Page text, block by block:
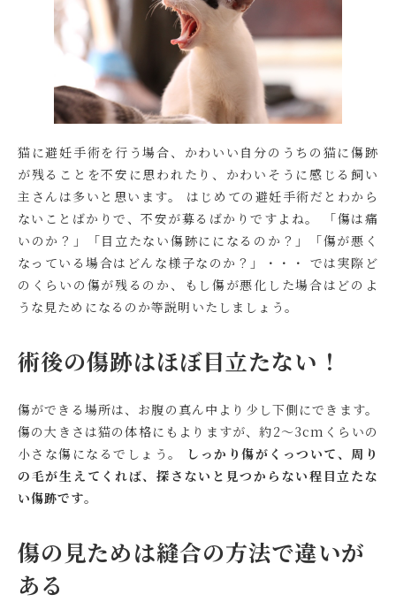
猫に避妊手術を行う場合、かわいい自分のうちの猫に傷跡
が残ることを不安に思われたり、かわいそうに感じる飼い
主さんは多いと思います。 はじめての避妊手術だとわから
ないことばかりで、不安が募るばかりですよね。 「傷は痛
いのか？」「目立たない傷跡にになるのか？」「傷が悪く
なっている場合はどんな様子なのか？」・・・ では実際ど
のくらいの傷が残るのか、もし傷が悪化した場合はどのよ
うな見ためになるのか等説明いたしましょう。
術後の傷跡はほぼ目立たない！
傷ができる場所は、お腹の真ん中より少し下側にできます。
傷の大きさは猫の体格にもよりますが、約2～3cmくらいの
小さな傷になるでしょう。
しっかり傷がくっついて、周り
の毛が生えてくれば、探さないと見つからない程目立たな
い傷跡です。
傷の見ためは縫合の方法で違いが
ある